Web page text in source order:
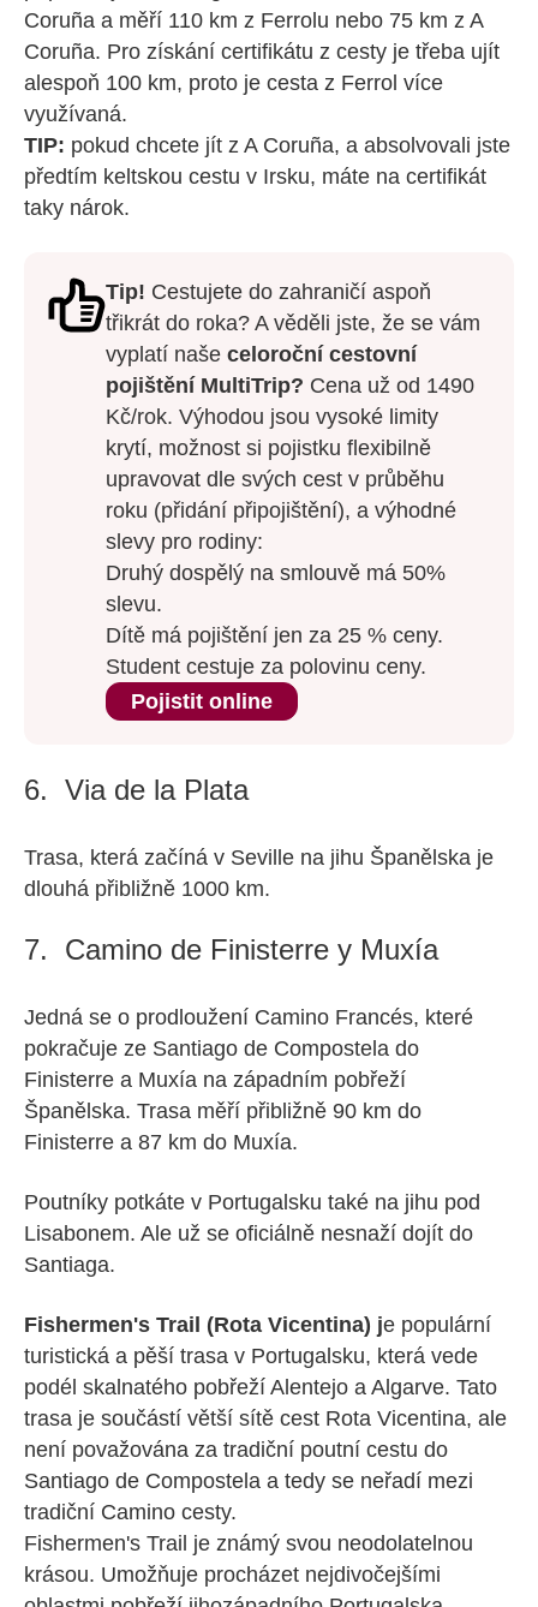
Coruña a měří 110 km z Ferrolu nebo 75 km z A
Coruña. Pro získání certifikátu z cesty je třeba ujít
alespoň 100 km, proto je cesta z Ferrol více
využívaná.
TIP: pokud chcete jít z A Coruña, a absolvovali jste
předtím keltskou cestu v Irsku, máte na certifikát
taky nárok.
Tip! Cestujete do zahraničí aspoň
třikrát do roka? A věděli jste, že se vám
vyplatí naše celoroční cestovní
pojištění MultiTrip? Cena už od 1490
Kč/rok. Výhodou jsou vysoké limity
krytí, možnost si pojistku flexibilně
upravovat dle svých cest v průběhu
roku (přidání připojištění), a výhodné
slevy pro rodiny:
Druhý dospělý na smlouvě má 50%
slevu.
Dítě má pojištění jen za 25 % ceny.
Student cestuje za polovinu ceny.
Pojistit online
6. Via de la Plata
Trasa, která začíná v Seville na jihu Španělska je
dlouhá přibližně 1000 km.
7. Camino de Finisterre y Muxía
Jedná se o prodloužení Camino Francés, které
pokračuje ze Santiago de Compostela do
Finisterre a Muxía na západním pobřeží
Španělska. Trasa měří přibližně 90 km do
Finisterre a 87 km do Muxía.
Poutníky potkáte v Portugalsku také na jihu pod
Lisabonem. Ale už se oficiálně nesnaží dojít do
Santiaga.
Fishermen's Trail (Rota Vicentina) je populární
turistická a pěší trasa v Portugalsku, která vede
podél skalnatého pobřeží Alentejo a Algarve. Tato
trasa je součástí větší sítě cest Rota Vicentina, ale
není považována za tradiční poutní cestu do
Santiago de Compostela a tedy se neřadí mezi
tradiční Camino cesty.
Fishermen's Trail je známý svou neodolatelnou
krásou. Umožňuje procházet nejdivočejšími